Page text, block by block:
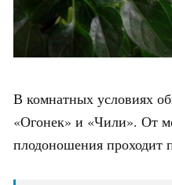
В комнатных условиях
«Огонек» и «Чили». От
плодоношения проходит